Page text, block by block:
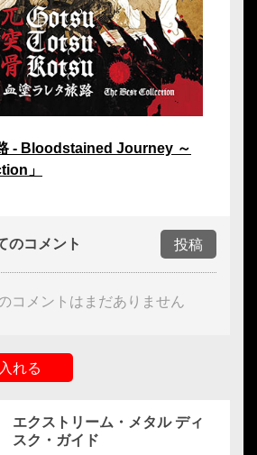
- Bloodstained Journey ～
」
のコメント 投稿
コメントはまだありません
れる
エクストリーム・メタル ディ
スク・ガイド